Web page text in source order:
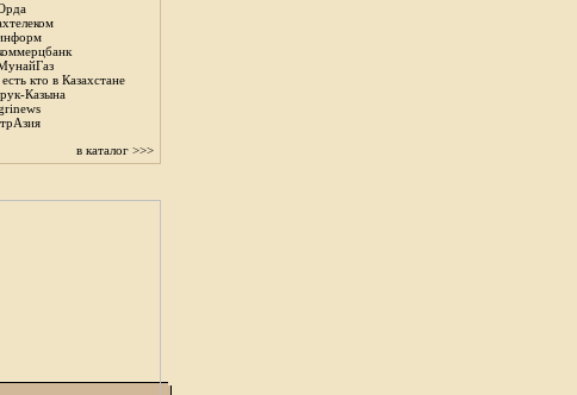
кто в Казахстане
Казына
в каталог >>>